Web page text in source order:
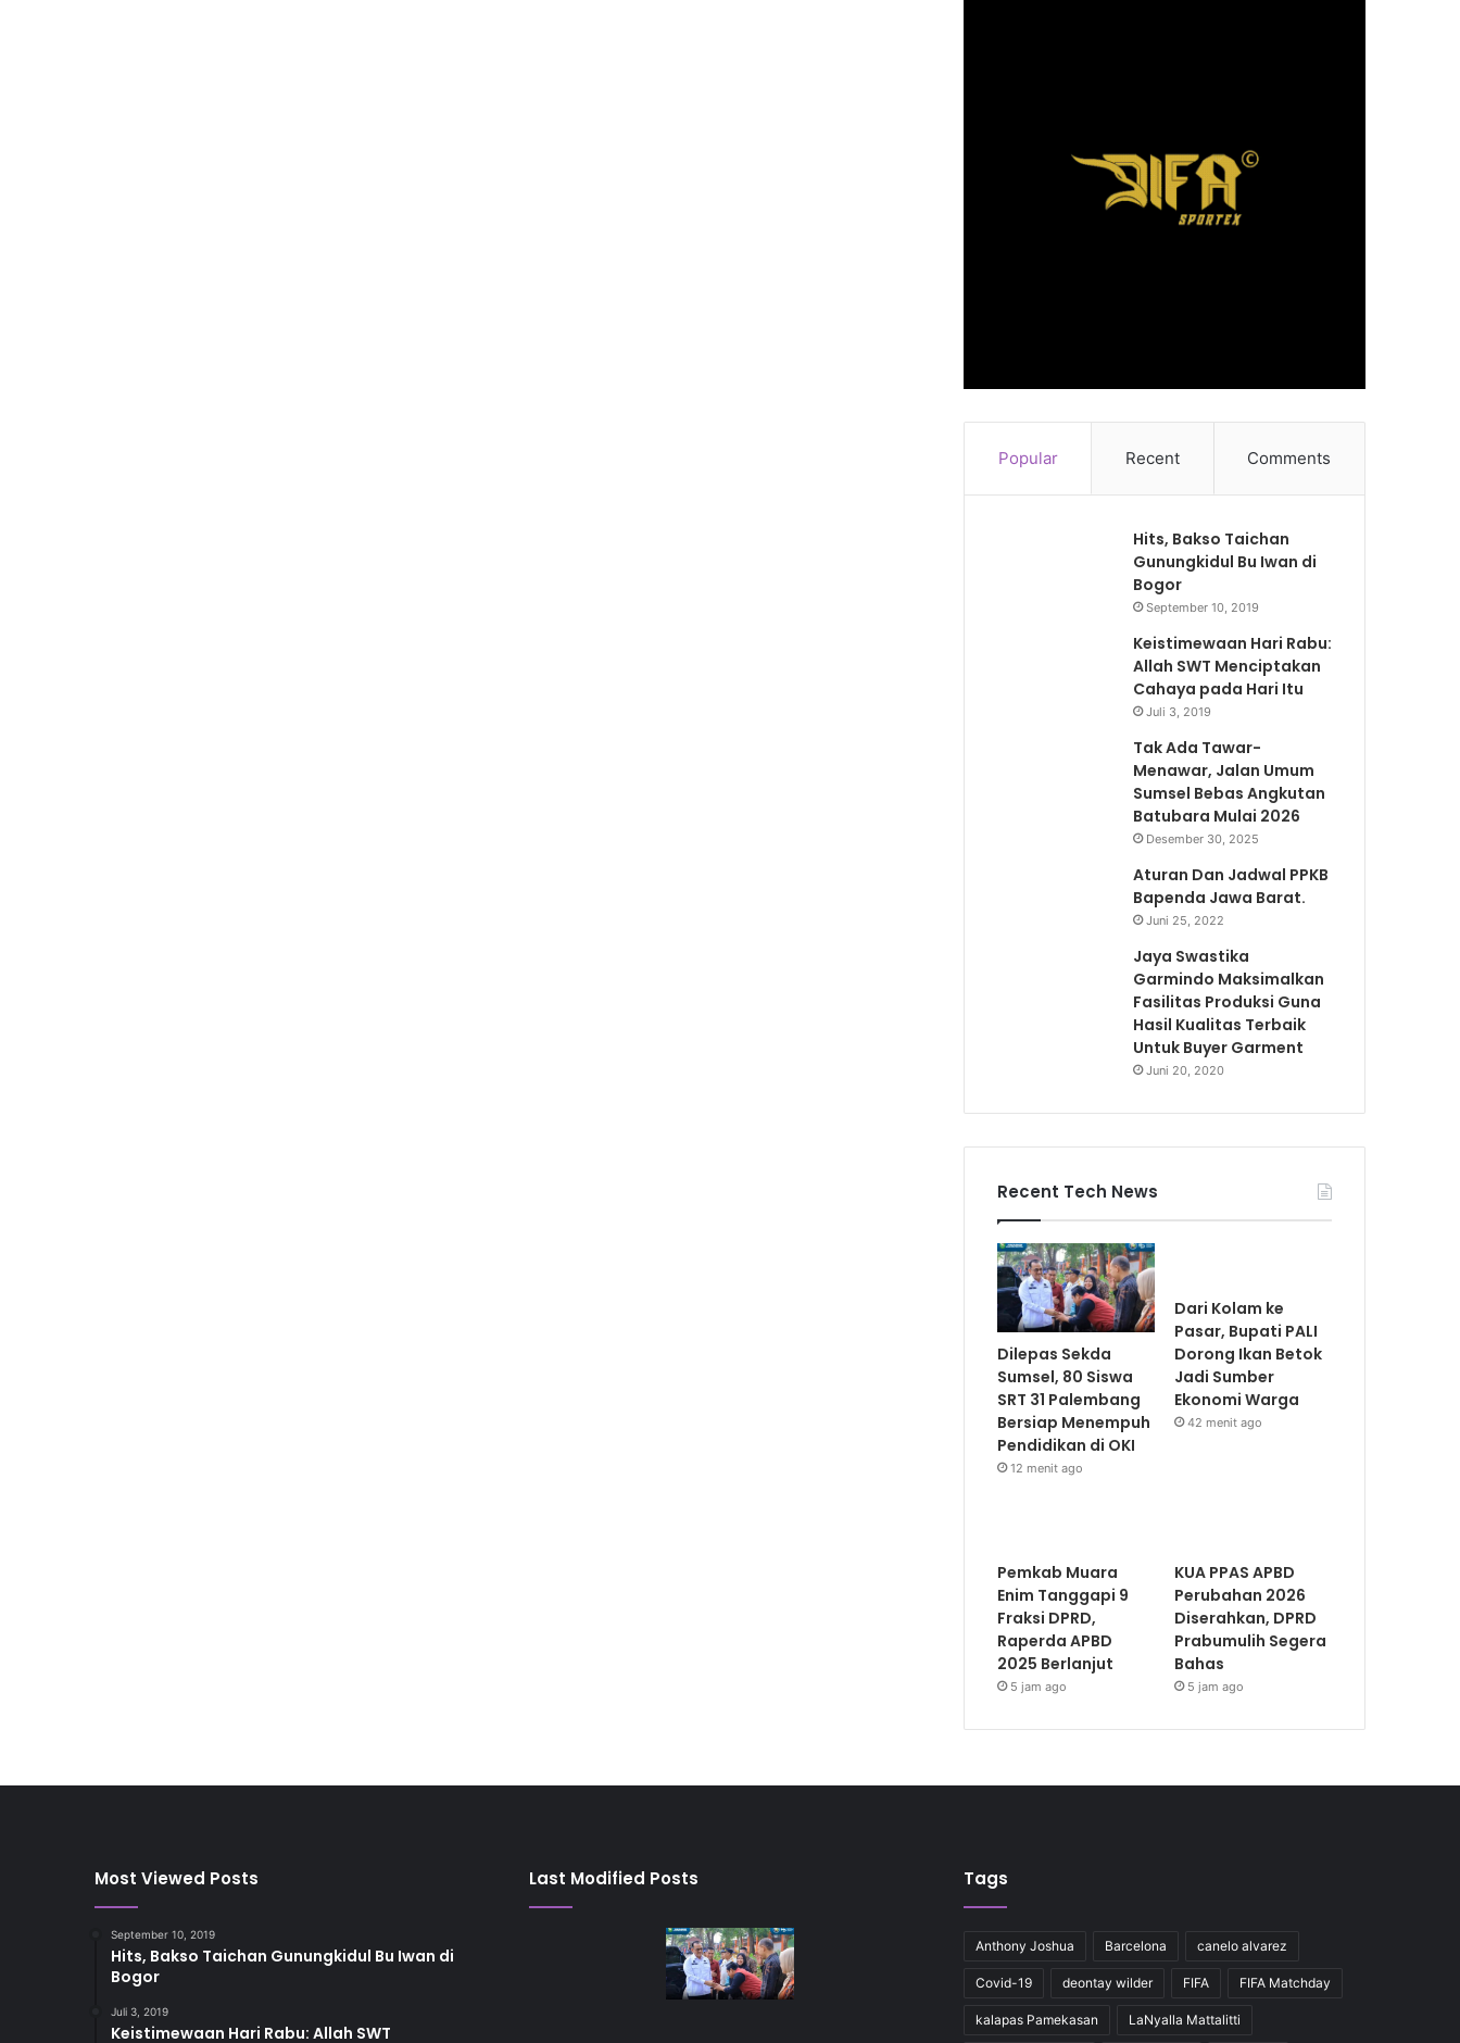
Popular Recent Comments
Hits, Bakso Taichan
Gunungkidul Bu Iwan di
Bogor
September 10, 2019
Keistimewaan Hari Rabu:
Allah SWT Menciptakan
Cahaya pada Hari Itu
Juli 3, 2019
Tak Ada Tawar-
Menawar, Jalan Umum
Sumsel Bebas Angkutan
Batubara Mulai 2026
Desember 30, 2025
Aturan Dan Jadwal PPKB
Bapenda Jawa Barat.
Juni 25, 2022
Jaya Swastika
Garmindo Maksimalkan
Fasilitas Produksi Guna
Hasil Kualitas Terbaik
Untuk Buyer Garment
Juni 20, 2020
Recent Tech News
Dilepas Sekda
Sumsel, 80 Siswa
SRT 31 Palembang
Bersiap Menempuh
Pendidikan di OKI
12 menit ago
Dari Kolam ke
Pasar, Bupati PALI
Dorong Ikan Betok
Jadi Sumber
Ekonomi Warga
42 menit ago
Pemkab Muara
Enim Tanggapi 9
Fraksi DPRD,
Raperda APBD
2025 Berlanjut
5 jam ago
KUA PPAS APBD
Perubahan 2026
Diserahkan, DPRD
Prabumulih Segera
Bahas
5 jam ago
Most Viewed Posts
September 10, 2019
Hits, Bakso Taichan Gunungkidul Bu Iwan di
Bogor
Juli 3, 2019
Keistimewaan Hari Rabu: Allah SWT
Last Modified Posts Tags
Anthony Joshua Barcelona canelo alvarez
Covid-19 deontay wilder FIFA FIFA Matchday
kalapas Pamekasan LaNyalla Mattalitti